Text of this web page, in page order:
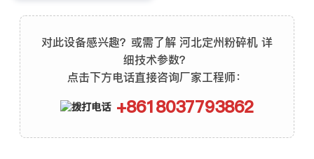
对此设备感兴趣？或需了解 河北定州粉碎机 详
细技术参数？
点击下方电话直接咨询厂家工程师：
+8618037793862